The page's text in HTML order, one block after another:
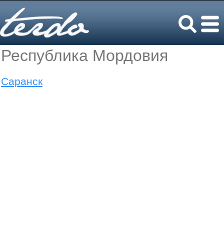
Республика Мордовия
Саранск